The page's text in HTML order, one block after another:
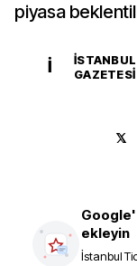
piyasa
İ
GAZETESI
ekleyin
İstanbul